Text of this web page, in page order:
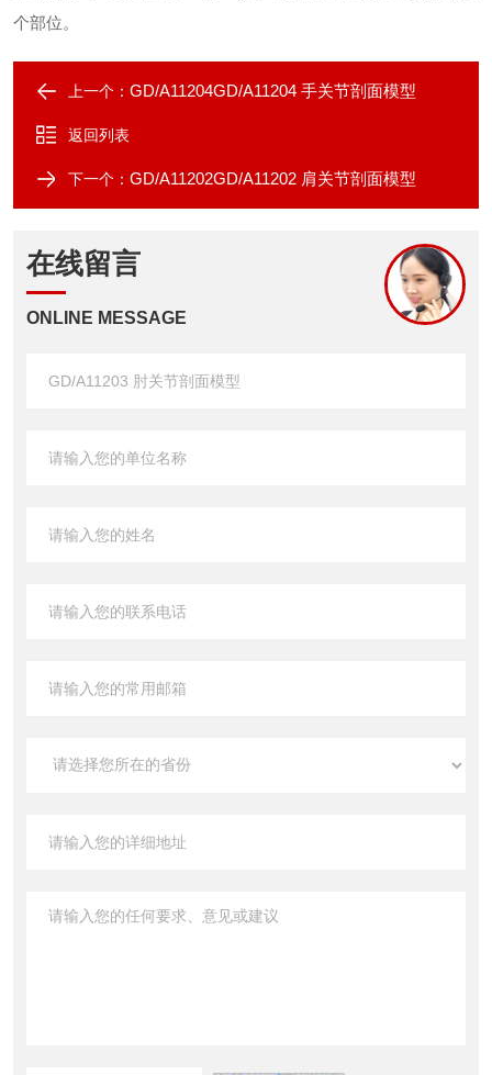
个部位。
上一个： GD/A11204GD/A11204 手关节剖面模型
返回列表
下一个： GD/A11202GD/A11202 肩关节剖面模型
在线留言
ONLINE MESSAGE